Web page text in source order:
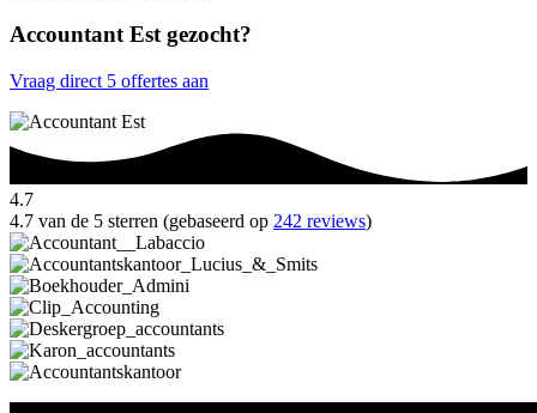
Accountant Est gezocht?
Vraag direct 5 offertes aan
4.7
4.7 van de 5 sterren (gebaseerd op 242 reviews)